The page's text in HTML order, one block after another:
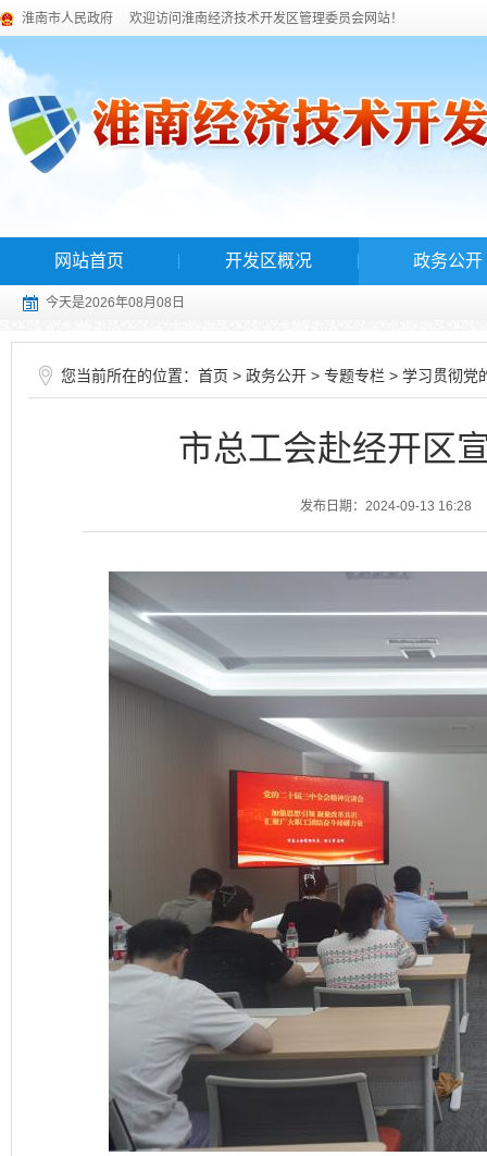
淮南市人民政府 欢迎访问淮南经济技术开发区管理委员会网站！
网站首页 开发区概况 政务公开
今天是2026年08月08日
您当前所在的位置： 首页 > 政务公开 > 专题专栏 > 学习贯彻党
市总工会赴经开区
发布日期：2024-09-13 16:28